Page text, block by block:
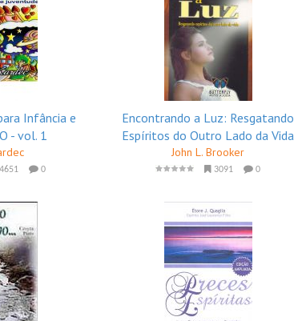
Infância e
- vol. 1
4651 0
Encontrando a Luz: Resgatando
Espíritos do Outro Lado da Vida
John L. Brooker
3091 0